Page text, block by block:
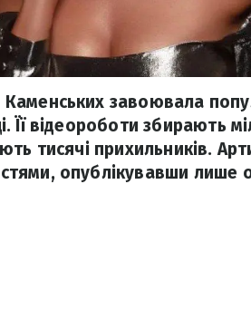
завоювала
Її відеороботи збирають
тисячі прихильників.
опублікувавши лише